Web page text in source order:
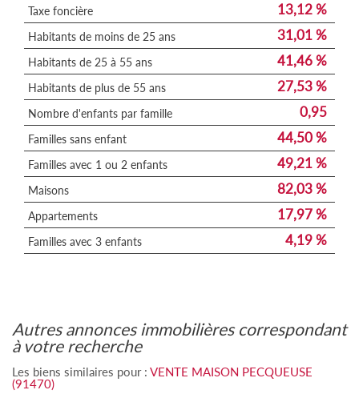
Taxe foncière 13,12 %
Habitants de moins de 25 ans 31,01 %
Habitants de 25 à 55 ans 41,46 %
Habitants de plus de 55 ans 27,53 %
Nombre d'enfants par famille 0,95
Familles sans enfant 44,50 %
Familles avec 1 ou 2 enfants 49,21 %
Maisons 82,03 %
Appartements 17,97 %
Familles avec 3 enfants 4,19 %
autres annonces immobilières correspondant
à votre recherche
Les biens similaires pour : VENTE MAISON PECQUEUSE
(91470)